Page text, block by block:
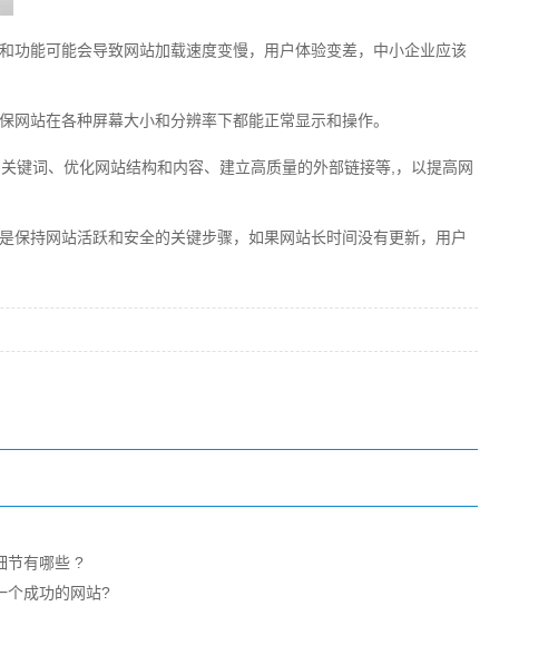
功能可能会导致网站加载速度变慢，用户体验变差，中小企业应该
站在各种屏幕大小和分辨率下都能正常显示和操作。
键词、优化网站结构和内容、建立高质量的外部链接等,，以提高网
持网站活跃和安全的关键步骤，如果网站长时间没有更新，用户
节有哪些 ?
个成功的网站?